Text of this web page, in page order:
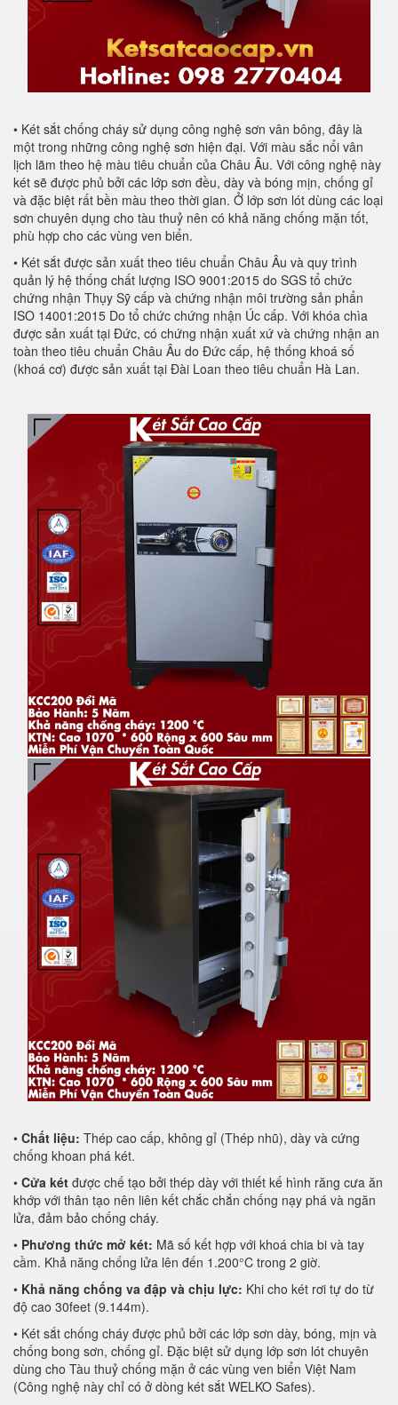
• Két sắt chống cháy sử dụng công nghệ sơn vân bông, đây là
một trong những công nghệ sơn hiện đại. Với màu sắc nổi vân
lịch lãm theo hệ màu tiêu chuẩn của Châu Âu. Với công nghệ này
két sẽ được phủ bởi các lớp sơn đều, dày và bóng mịn, chống gỉ
và đặc biệt rất bền màu theo thời gian. Ở lớp sơn lót dùng các loại
sơn chuyên dụng cho tàu thuỷ nên có khả năng chống mặn tốt,
phù hợp cho các vùng ven biển.
• Két sắt được sản xuất theo tiêu chuẩn Châu Âu và quy trình
quản lý hệ thống chất lượng ISO 9001:2015 do SGS tổ chức
chứng nhận Thụy Sỹ cấp và chứng nhận môi trường sản phẩn
ISO 14001:2015 Do tổ chức chứng nhận Úc cấp. Với khóa chìa
được sản xuất tại Đức, có chứng nhận xuất xứ và chứng nhận an
toàn theo tiêu chuẩn Châu Âu do Đức cấp, hệ thống khoá số
(khoá cơ) được sản xuất tại Đài Loan theo tiêu chuẩn Hà Lan.
• Chất liệu: Thép cao cấp, không gỉ (Thép nhũ), dày và cứng
chống khoan phá két.
• Cửa két được chế tạo bởi thép dày với thiết kế hình răng cưa ăn
khớp với thân tạo nên liên kết chắc chắn chống nạy phá và ngăn
lửa, đảm bảo chống cháy.
• Phương thức mở két: Mã số kết hợp với khoá chia bi và tay
cầm. Khả năng chống lửa lên đến 1.200°C trong 2 giờ.
• Khả năng chống va đập và chịu lực: Khi cho két rơi tự do từ
độ cao 30feet (9.144m).
• Két sắt chống cháy được phủ bởi các lớp sơn dày, bóng, mịn và
chống bong sơn, chống gỉ. Đặc biệt sử dụng lớp sơn lót chuyên
dùng cho Tàu thuỷ chống mặn ở các vùng ven biển Việt Nam
(Công nghệ này chỉ có ở dòng két sắt WELKO Safes).